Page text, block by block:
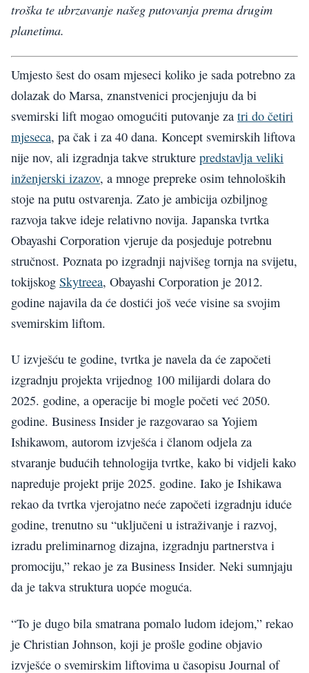
troška te ubrzavanje našeg putovanja prema drugim
planetima.
Umjesto šest do osam mjeseci koliko je sada potrebno za
dolazak do Marsa, znanstvenici procjenjuju da bi
svemirski lift mogao omogućiti putovanje za tri do četiri
mjeseca, pa čak i za 40 dana. Koncept svemirskih liftova
nije nov, ali izgradnja takve strukture predstavlja veliki
inženjerski izazov, a mnoge prepreke osim tehnoloških
stoje na putu ostvarenja. Zato je ambicija ozbiljnog
razvoja takve ideje relativno novija. Japanska tvrtka
Obayashi Corporation vjeruje da posjeduje potrebnu
stručnost. Poznata po izgradnji najvišeg tornja na svijetu,
tokijskog Skytreea, Obayashi Corporation je 2012.
godine najavila da će dostići još veće visine sa svojim
svemirskim liftom.
U izvješću te godine, tvrtka je navela da će započeti
izgradnju projekta vrijednog 100 milijardi dolara do
2025. godine, a operacije bi mogle početi već 2050.
godine. Business Insider je razgovarao sa Yojiem
Ishikawom, autorom izvješća i članom odjela za
stvaranje budućih tehnologija tvrtke, kako bi vidjeli kako
napreduje projekt prije 2025. godine. Iako je Ishikawa
rekao da tvrtka vjerojatno neće započeti izgradnju iduće
godine, trenutno su “uključeni u istraživanje i razvoj,
izradu preliminarnog dizajna, izgradnju partnerstva i
promociju,” rekao je za Business Insider. Neki sumnjaju
da je takva struktura uopće moguća.
“To je dugo bila smatrana pomalo ludom idejom,” rekao
je Christian Johnson, koji je prošle godine objavio
izvješće o svemirskim liftovima u časopisu Journal of